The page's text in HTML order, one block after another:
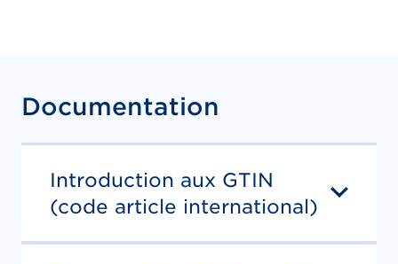
Documentation
Introduction aux GTIN
(code article international)